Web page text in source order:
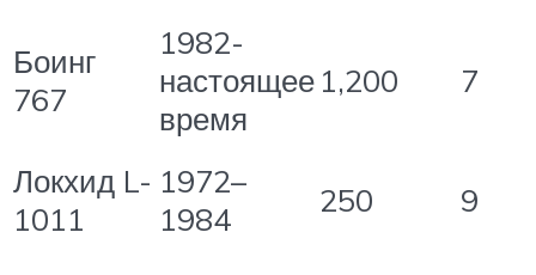
Боинг
767
1982-
настоящее
время
1,200 7
Локхид L-
1011
1972–
1984
250 9